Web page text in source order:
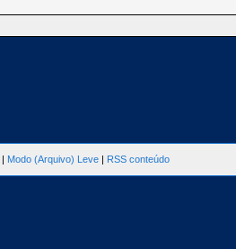
| Modo (Arquivo) Leve | RSS conteúdo